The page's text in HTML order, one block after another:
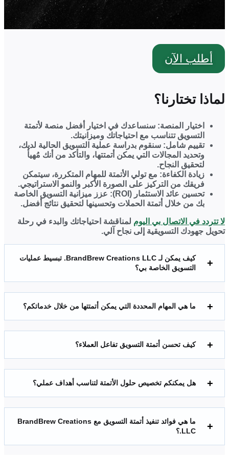
أطلب الآن
لماذا تختارنا؟
اختيار المنصة:سنساعدك في اختيار أفضل منصة لأتمتة
التسويق تتناسب مع احتياجاتك وميزانيتك.
تقييم شامل: سنقوم بدراسة عملية التسويق الحالية لديك،
وتحديد المجالات التي يمكن أتمتتها، والتأكد من أنك مُهيأ
لتحقيق النجاح.
زيادة الكفاءة: مع تولي الأتمتة للمهام المتكررة، سيتمكن
فريقك من التركيز على الصورة الأكبر والنمو الاستراتيجي.
تحسين عائد الاستثمار (ROI)
: عزز ميزانية التسويق الخاصة
بك من خلال أتمتة الحملات وتحسينها لتحقيق نتائج أفضل.
لا تتردد في الاتصال بي اليوملمناقشة احتياجاتك والبدء في رحلة
تحويل جهودك التسويقية إلى نجاح آلي.
كيف يمكن لـ BrandBrew Creations LLC. تبسيط عمليات
التسويق الخاصة بي؟
ما هي المهام المحددة التي يمكن أتمتتها من خلال خدماتكم؟
كيف تحسن أتمتة التسويق تفاعل العملاء؟
هل يمكنكم تخصيص حلول الأتمتة لتناسب أهداف عملي؟
ما هي فوائد تنفيذ أتمتة التسويق مع BrandBrew Creations
LLC.؟